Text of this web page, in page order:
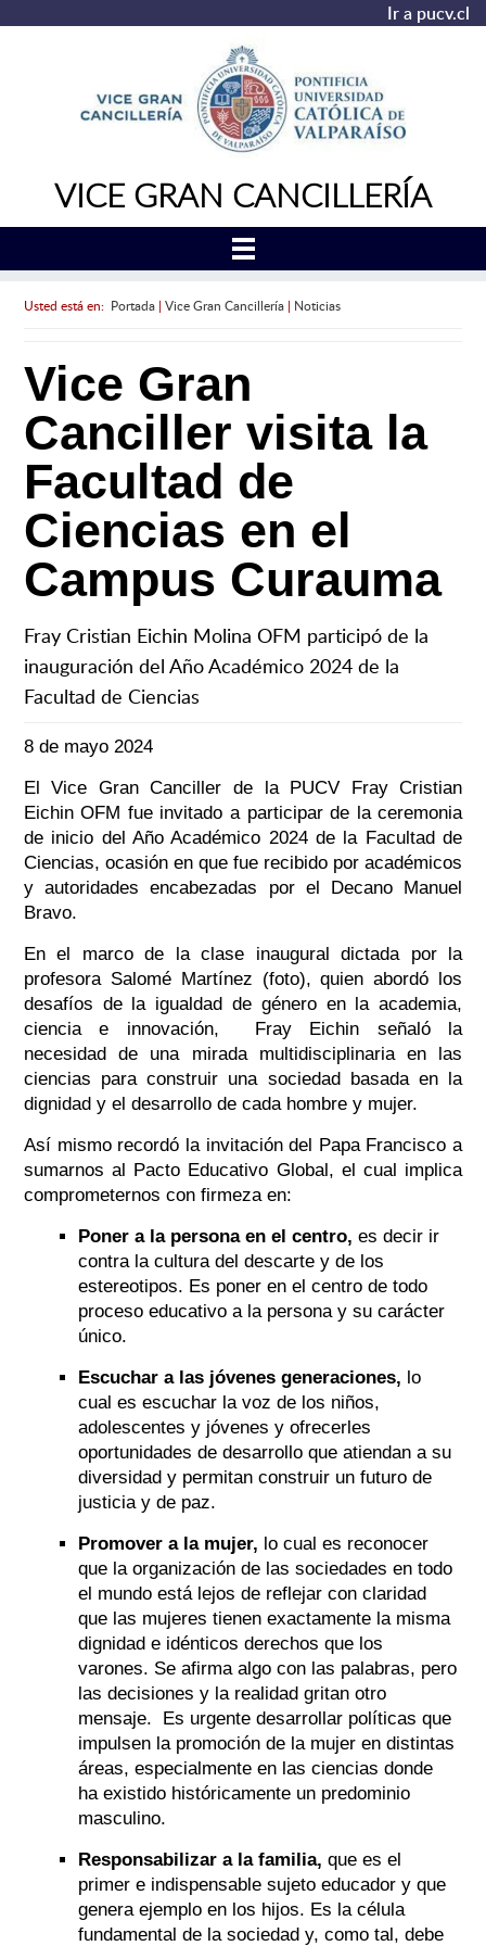
Ir a pucv.cl
VICE GRAN CANCILLERÍA
Usted está en: Portada| Vice Gran Cancillería| Noticias
Vice Gran
Canciller visita la
Facultad de
Ciencias en el
Campus Curauma
Fray Cristian Eichin Molina OFM participó de la
inauguración del Año Académico 2024 de la
Facultad de Ciencias
8 de mayo 2024
El Vice Gran Canciller de la PUCV Fray Cristian
Eichin OFM fue invitado a participar de la ceremonia
de inicio del Año Académico 2024 de la Facultad de
Ciencias, ocasión en que fue recibido por académicos
y autoridades encabezadas por el Decano Manuel
Bravo.
En el marco de la clase inaugural dictada por la
profesora Salomé Martínez (foto), quien abordó los
desafíos de la igualdad de género en la academia,
ciencia e innovación, Fray Eichin señaló la
necesidad de una mirada multidisciplinaria en las
ciencias para construir una sociedad basada en la
dignidad y el desarrollo de cada hombre y mujer.
Así mismo recordó la invitación del Papa Francisco a
sumarnos al Pacto Educativo Global, el cual implica
comprometernos con firmeza en:
Poner a la persona en el centro, es decir ir
contra la cultura del descarte y de los
estereotipos. Es poner en el centro de todo
proceso educativo a la persona y su carácter
único.
Escuchar a las jóvenes generaciones, lo
cual es escuchar la voz de los niños,
adolescentes y jóvenes y ofrecerles
oportunidades de desarrollo que atiendan a su
diversidad y permitan construir un futuro de
justicia y de paz.
Promover a la mujer, lo cual es reconocer
que la organización de las sociedades en todo
el mundo está lejos de reflejar con claridad
que las mujeres tienen exactamente la misma
dignidad e idénticos derechos que los
varones. Se afirma algo con las palabras, pero
las decisiones y la realidad gritan otro
mensaje. Es urgente desarrollar políticas que
impulsen la promoción de la mujer en distintas
áreas, especialmente en las ciencias donde
ha existido históricamente un predominio
masculino.
Responsabilizar a la familia, que es el
primer e indispensable sujeto educador y que
genera ejemplo en los hijos. Es la célula
fundamental de la sociedad y, como tal, debe